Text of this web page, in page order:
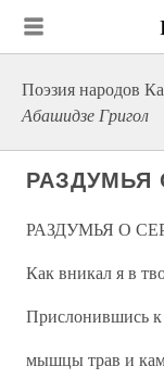
Поэзия народов
Абашидзе Григол
РАЗДУМЬЯ
РАЗДУМЬЯ О
Как вникал я в
Прислонившись
мышцы трав и